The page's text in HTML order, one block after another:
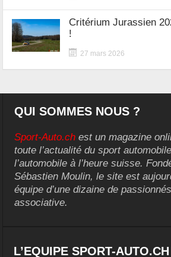
Critérium Jurassien
!
27 mars 2026
QUI SOMMES NOUS ?
Sport-Auto.ch est un magazine
toute l’actualité du sport
l’automobile à l’heure suisse.
Sébastien Moulin, le site est
équipe d’une dizaine de
associative.
L’EQUIPE SPORT-AUTO.CH